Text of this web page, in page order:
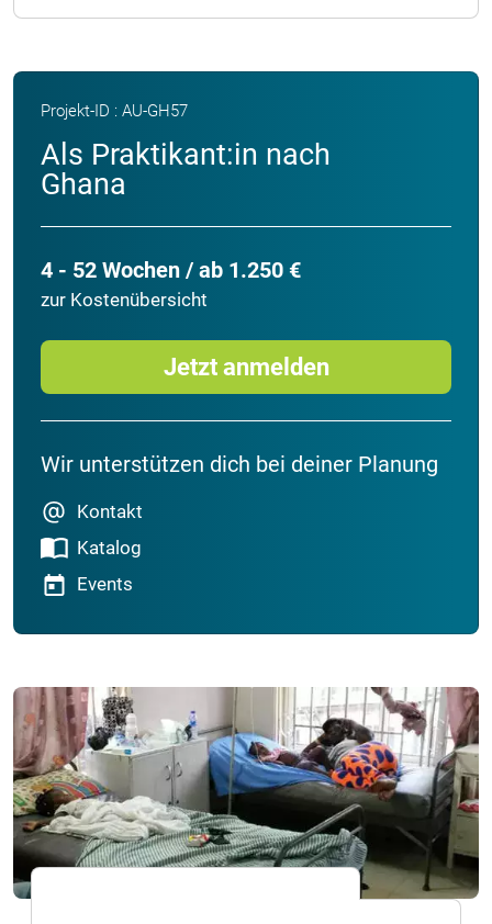
Projekt-ID : AU-GH57
Als Praktikant:in nach
Ghana
4 - 52 Wochen / ab 1.250 €
zur Kostenübersicht
Jetzt anmelden
Wir unterstützen dich bei deiner Planung
Kontakt
Katalog
Events